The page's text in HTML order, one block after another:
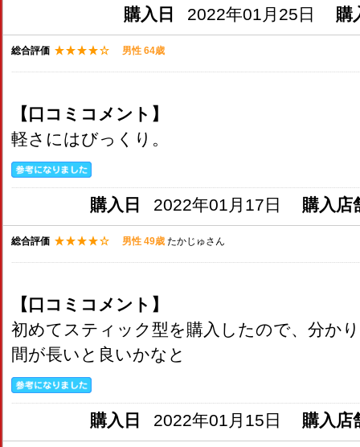
購入日 2022年01月25日 購
総合評価 男性 64歳
【口コミコメント】
軽さにはびっくり。
購入日 2022年01月17日 購入店
総合評価 男性 49歳 たかじゅさん
【口コミコメント】
初めてスティック型を購入したので、分か
間が長いと良いかなと
購入日 2022年01月15日 購入店